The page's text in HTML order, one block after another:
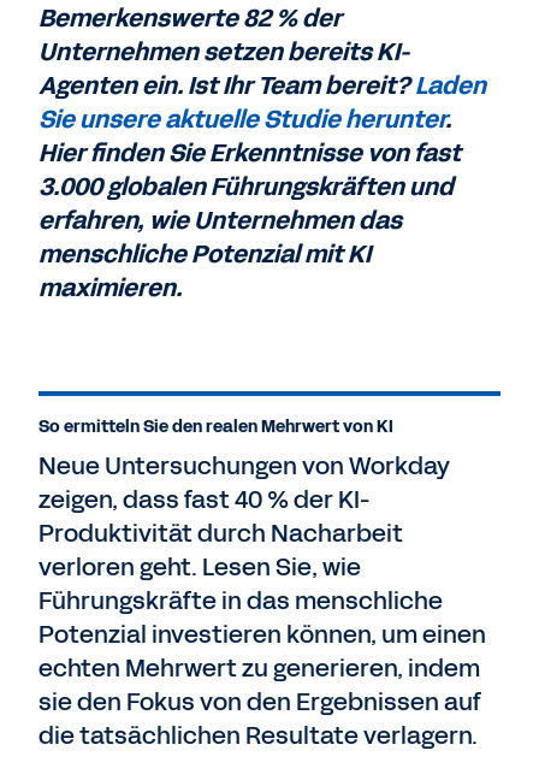
Bemerkenswerte 82 % der
Unternehmen setzen bereits KI-
Agenten ein. Ist Ihr Team bereit?Laden
Sie unsere aktuelle Studie herunter.
Hier finden Sie Erkenntnisse von fast
3.000 globalen Führungskräften und
erfahren, wie Unternehmen das
menschliche Potenzial mit KI
maximieren.
So ermitteln Sie den realen Mehrwert von KI
Neue Untersuchungen von Workday
zeigen, dass fast 40 % der KI-
Produktivität durch Nacharbeit
verloren geht. Lesen Sie, wie
Führungskräfte in das menschliche
Potenzial investieren können, um einen
echten Mehrwert zu generieren, indem
sie den Fokus von den Ergebnissen auf
die tatsächlichen Resultate verlagern.